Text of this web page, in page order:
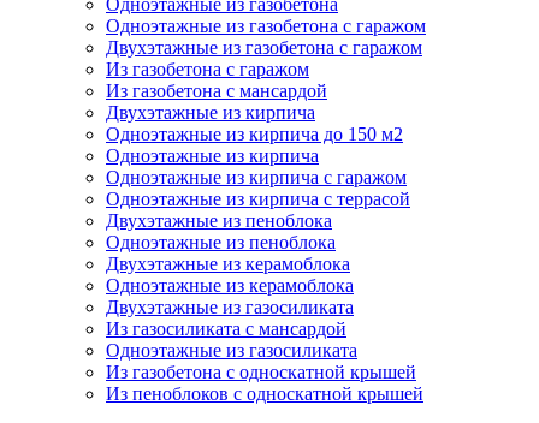
Одноэтажные из газобетона
Одноэтажные из газобетона с гаражом
Двухэтажные из газобетона с гаражом
Из газобетона с гаражом
Из газобетона с мансардой
Двухэтажные из кирпича
Одноэтажные из кирпича до 150 м2
Одноэтажные из кирпича
Одноэтажные из кирпича с гаражом
Одноэтажные из кирпича с террасой
Двухэтажные из пеноблока
Одноэтажные из пеноблока
Двухэтажные из керамоблока
Одноэтажные из керамоблока
Двухэтажные из газосиликата
Из газосиликата с мансардой
Одноэтажные из газосиликата
Из газобетона с односкатной крышей
Из пеноблоков с односкатной крышей